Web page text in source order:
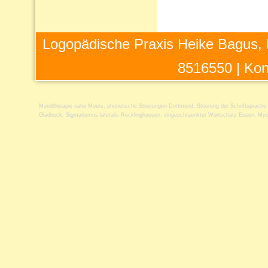
Logopädische Praxis Heike
8516550 |
Mundtherapie nahe Moers , phonetische Stoerungen Dortmund , Stoerung der Schriftsprache
Gladbeck , Sigmatismus lateralis Recklinghausen , eingeschraenkter Wortschatz Essen ,